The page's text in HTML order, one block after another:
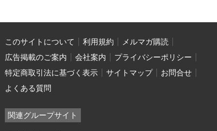
このサイトについて 利用規約
メルマガ購読
広告掲載のご案内
会社案内
プライバシーポリシー
特定商取引法に基づく表示
サイトマップ
お問合せ
よくある質問
関連グループサイト